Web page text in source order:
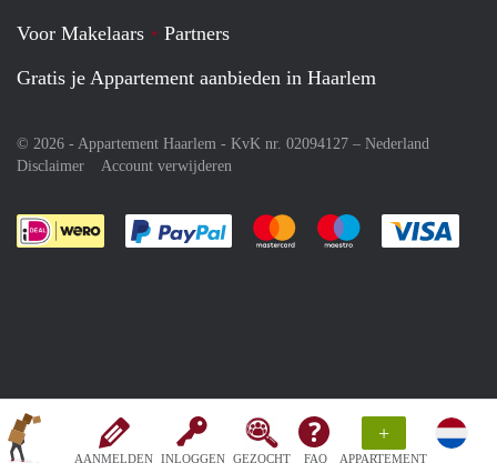
AANMELDEN INLOGGEN GEZOCHT FAQ
+
APPARTEMENT
Voor Makelaars
Partners
Gratis je Appartement aanbieden in Haarlem
© 2026 - Appartement Haarlem - KvK nr. 02094127 – Nederland
Disclaimer
Account verwijderen
Je rekent gemakkelijk af met Paypal
Je rekent gemakkelijk af met
Je rekent